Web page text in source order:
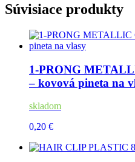
Súvisiace produkty
1-PRONG
– kovová pineta na
skladom
0,20 €